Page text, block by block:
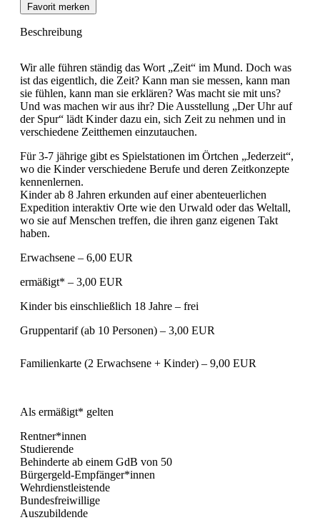
Favorit merken
Beschreibung
Wir alle führen ständig das Wort „Zeit“ im Mund. Doch was
ist das eigentlich, die Zeit? Kann man sie messen, kann man
sie fühlen, kann man sie erklären? Was macht sie mit uns?
Und was machen wir aus ihr? Die Ausstellung „Der Uhr auf
der Spur“ lädt Kinder dazu ein, sich Zeit zu nehmen und in
verschiedene Zeitthemen einzutauchen.
Für 3-7 jährige gibt es Spielstationen im Örtchen „Jederzeit“,
wo die Kinder verschiedene Berufe und deren Zeitkonzepte
kennenlernen.
Kinder ab 8 Jahren erkunden auf einer abenteuerlichen
Expedition interaktiv Orte wie den Urwald oder das Weltall,
wo sie auf Menschen treffen, die ihren ganz eigenen Takt
haben.
Erwachsene – 6,00 EUR
ermäßigt* – 3,00 EUR
Kinder bis einschließlich 18 Jahre – frei
Gruppentarif (ab 10 Personen) – 3,00 EUR
Familienkarte (2 Erwachsene + Kinder) – 9,00 EUR
Als ermäßigt* gelten
Rentner*innen
Studierende
Behinderte ab einem GdB von 50
Bürgergeld-Empfänger*innen
Wehrdienstleistende
Bundesfreiwillige
Auszubildende